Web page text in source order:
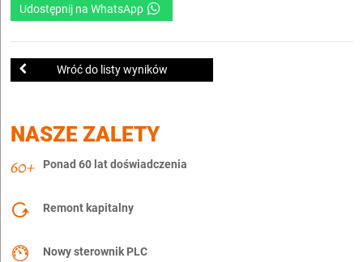
Udostępnij na WhatsApp
Wróć do listy wyników
NASZE ZALETY
Ponad 60 lat doświadczenia
Remont kapitalny
Nowy sterownik PLC